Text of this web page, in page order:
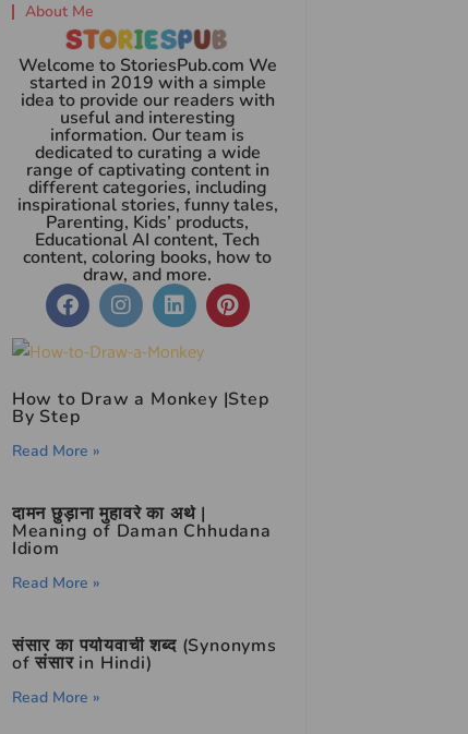
About Me
Welcome to StoriesPub.com We
started in 2019 with a simple
idea to provide our readers with
useful and interesting
information. Our team is
dedicated to curating a wide
range of captivating content in
different categories, including
inspirational stories, funny tales,
Parenting, Kids’ products,
Educational AI content, Tech
content, coloring books, how to
draw, and more.
How to Draw a Monkey |Step
By Step
Read More »
दामन छुड़ाना मुहावरे का अर्थ |
Meaning of Daman Chhudana
Idiom
Read More »
संसार का पर्यायवाची शब्द (Synonyms
of संसार in Hindi)
Read More »